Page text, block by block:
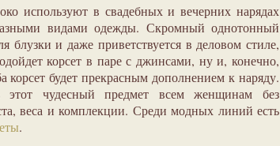
используют в свадебных и вечерних нарядах
видами одежды. Скромный однотонный
блузки и даже приветствуется в деловом стиле,
корсет в паре с джинсами, ну и, конечно,
будет прекрасным дополнением к наряду.
этот чудесный предмет всем женщинам без
веса и комплекции. Среди модных линий есть
.